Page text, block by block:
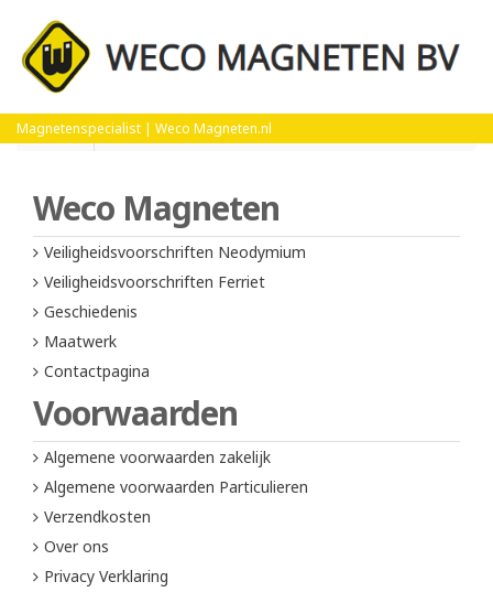
Magnetenspecialist | Weco Magneten.nl
Home Veiligheidsvoorschriften Ferriet
Weco Magneten
Veiligheidsvoorschriften Neodymium
Veiligheidsvoorschriften Ferriet
Geschiedenis
Maatwerk
Contactpagina
Voorwaarden
Algemene voorwaarden zakelijk
Algemene voorwaarden Particulieren
Verzendkosten
Over ons
Privacy Verklaring